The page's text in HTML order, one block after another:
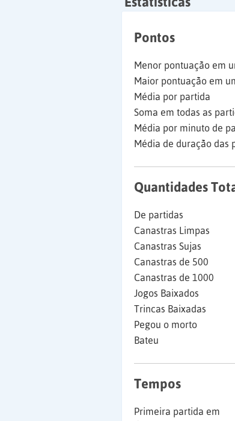
Pontos
Menor pontuação em
Maior pontuação em
Média por partida
Soma em todas as
Média por minuto de
Média de duração das
Quantidades
De partidas
Canastras Limpas
Canastras Sujas
Canastras de 500
Canastras de 1000
Jogos Baixados
Trincas Baixadas
Pegou o morto
Bateu
Tempos
Primeira partida em